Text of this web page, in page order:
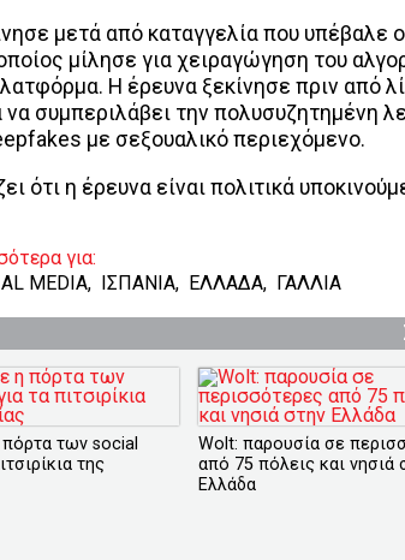
μετά από καταγγελία που υπέβαλε
μίλησε για χειραγώγηση του
Η έρευνα ξεκίνησε πριν από
συμπεριλάβει την πολυσυζητημένη
με σεξουαλικό περιεχόμενο.
ότι η έρευνα είναι πολιτικά
για:
MEDIA, ΙΣΠΑΝΙΑ, ΕΛΛΑΔΑ, ΓΑΛΛΙΑ
των social
της
Wolt: παρουσία σε
από 75 πόλεις και νησιά
Ελλάδα